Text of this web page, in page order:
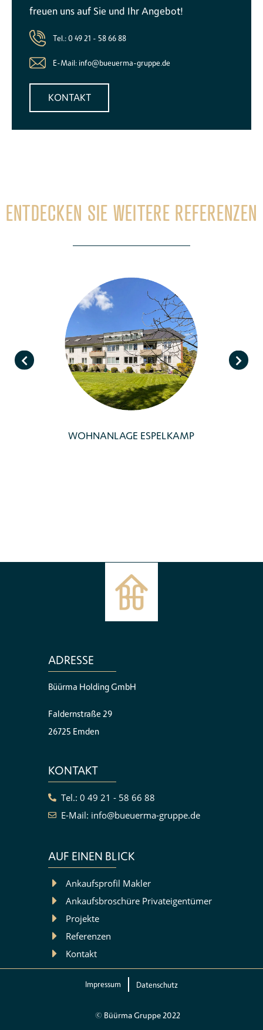
freuen uns auf Sie und Ihr Angebot!
Tel.: 0 49 21 - 58 66 88
E-Mail: info@bueuerma-gruppe.de
KONTAKT
ENTDECKEN SIE WEITERE REFERENZEN
WOHNANLAGE ESPELKAMP
ADRESSE
Büürma Holding GmbH
Faldernstraße 29
26725 Emden
KONTAKT
Tel.: 0 49 21 - 58 66 88
E-Mail: info@bueuerma-gruppe.de
AUF EINEN BLICK
Ankaufsprofil Makler
Ankaufsbroschüre Privateigentümer
Projekte
Referenzen
Kontakt
Impressum Datenschutz
© Büürma Gruppe 2022